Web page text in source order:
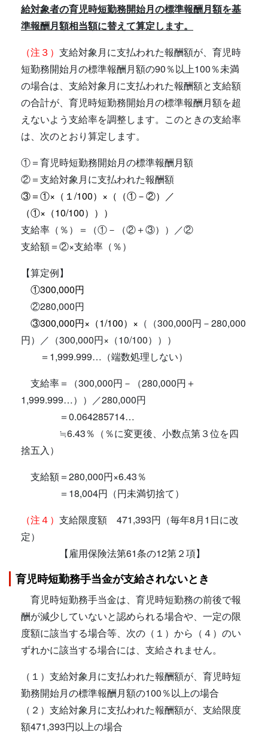
給対象者の育児時短勤務開始月の標準報酬月額を基
準報酬月額相当額に替えて算定します。
（注３） 支給対象月に支払われた報酬額が、育児時
短勤務開始月の標準報酬月額の90％以上100％未満
の場合は、支給対象月に支払われた報酬額と支給額
の合計が、育児時短勤務開始月の標準報酬月額を超
えないよう支給率を調整します。このときの支給率
は、次のとおり算定します。
①＝育児時短勤務開始月の標準報酬月額
②＝支給対象月に支払われた報酬額
③＝①×（１/100）×（（①－②）／
（①×（10/100）））
支給率（％）＝（①－（②＋③））／②
支給額＝②×支給率（％）
【算定例】
①300,000円
②280,000円
③300,000円×（1/100）× （（300,000円－280,000
円）／（300,000円×（10/100）））
＝1,999.999…（端数処理しない）
支給率＝（300,000円－（280,000円＋
1,999.999…））／280,000円
＝0.064285714…
≒6.43％（％に変更後、小数点第３位を四
捨五入）
支給額＝280,000円×6.43％
＝18,004円（円未満切捨て）
（注４） 支給限度額 471,393円（毎年8月1日に改
定）
【雇用保険法第61条の12第２項】
育児時短勤務手当金が支給されないとき
育児時短勤務手当金は、育児時短勤務の前後で報
酬が減少していないと認められる場合や、一定の限
度額に該当する場合等、次の（１）から（４）のい
ずれかに該当する場合には、支給されません。
（１）支給対象月に支払われた報酬額が、育児時短
勤務開始月の標準報酬月額の100％以上の場合
（２）支給対象月に支払われた報酬額が、支給限度
額471,393円以上の場合